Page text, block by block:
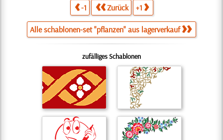
-1 Zurück +1
Alle schablonen-set "pflanzen" aus lagerverkauf
zufälliges Schablonen